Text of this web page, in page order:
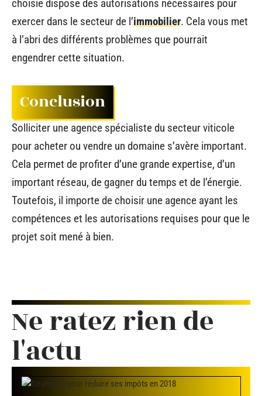
choisie dispose des autorisations nécessaires pour
exercer dans le secteur de l’immobilier. Cela vous met
à l’abri des différents problèmes que pourrait
engendrer cette situation.
Conclusion
Solliciter une agence spécialiste du secteur viticole
pour acheter ou vendre un domaine s’avère important.
Cela permet de profiter d’une grande expertise, d’un
important réseau, de gagner du temps et de l’énergie.
Toutefois, il importe de choisir une agence ayant les
compétences et les autorisations requises pour que le
projet soit mené à bien.
Ne ratez rien de
l'actu